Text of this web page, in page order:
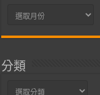
彙
分類
分